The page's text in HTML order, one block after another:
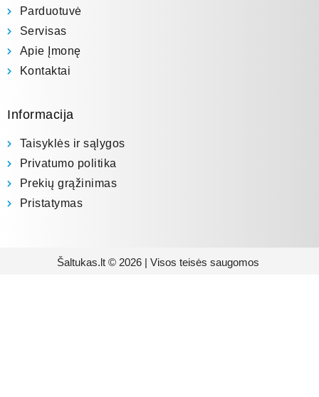
Parduotuvė
Servisas
Apie Įmonę
Kontaktai
Informacija
Taisyklės ir sąlygos
Privatumo politika
Prekių grąžinimas
Pristatymas
Šaltukas.lt © 2026 | Visos teisės saugomos